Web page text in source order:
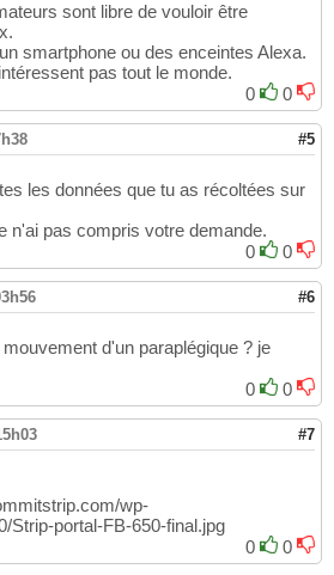
sont libre de vouloir être
smartphone ou des enceintes Alexa.
pas tout le monde.
0
0
#5
les données que tu as récoltées sur
n'ai pas compris votre demande.
0
0
#6
d'un paraplégique ? je
0
0
#7
wp-
Strip-portal-FB-650-final.jpg
0
0